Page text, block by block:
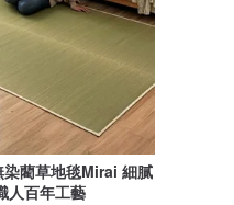
染藺草地毯Mirai 細膩
人百年工藝